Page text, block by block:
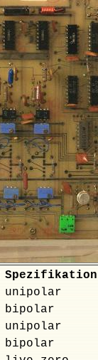
Spezifikation
unipolar
bipolar
unipolar
bipolar